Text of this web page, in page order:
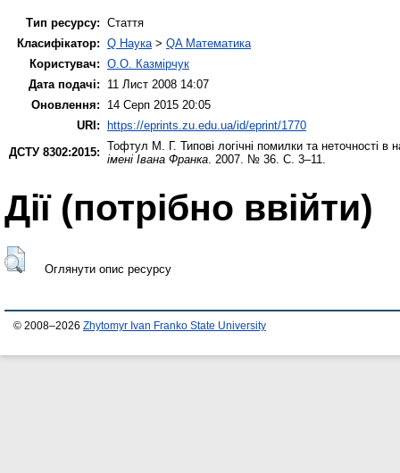
Тип ресурсу: Стаття
Класифікатор: Q Наука > QA Математика
Користувач: О.О. Казмірчук
Дата подачі:
11 Лист 2008 14:07
Оновлення:
14 Серп 2015 20:05
URI: https://eprints.zu.edu.ua/id/eprint/1770
ДСТУ 8302:2015: Тофтул М. Г. Типові логічні помилки та неточності в
імені Івана Франка . 2007. № 36. С. 3–11.
Дії ​​(потрібно ввійти)
Оглянути опис ресурсу
© 2008–2026 Zhytomyr Ivan Franko State University